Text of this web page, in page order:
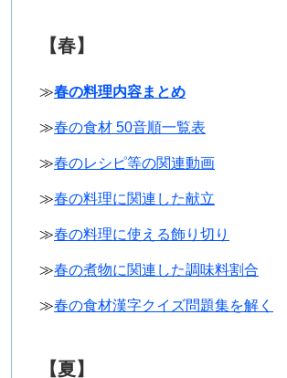
【春】
≫春の料理内容まとめ
≫春の食材 50音順一覧表
≫春のレシピ等の関連動画
≫春の料理に関連した献立
≫春の料理に使える飾り切り
≫春の煮物に関連した調味料割合
≫春の食材漢字クイズ問題集を解く
【夏】